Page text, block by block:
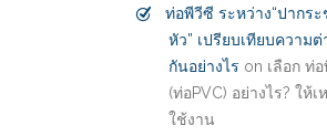
ท่อพีวีซี ระหว่าง“ปากร
หัว” เปรียบเทียบความ
กันอย่างไร on เลือก ท่
(ท่อPVC) อย่างไร? ให้
ใช้งาน